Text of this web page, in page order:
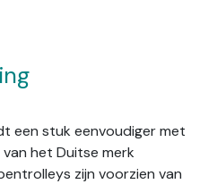
een stuk eenvoudiger met
het Duitse merk
zijn voorzien van